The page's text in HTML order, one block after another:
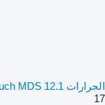
الجرارات Rauch MDS 12.1
17